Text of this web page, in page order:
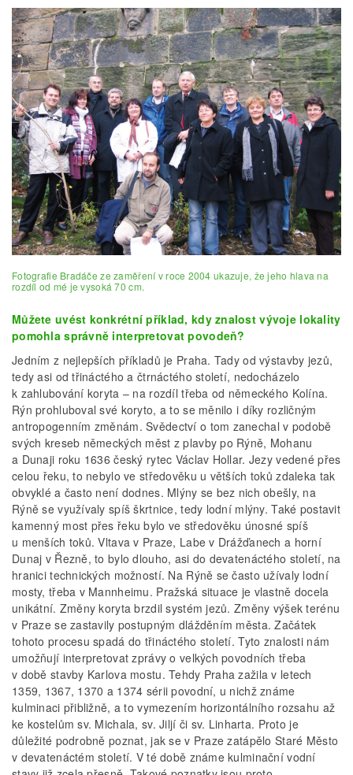
Fotografie Bradáče ze zaměření v roce 2004 ukazuje, že jeho hlava na
rozdíl od mé je vysoká 70 cm.
Můžete uvést konkrétní příklad, kdy znalost vývoje lokality
pomohla správně interpretovat povodeň?
Jedním z nejlepších příkladů je Praha. Tady od výstavby jezů,
tedy asi od třináctého a čtrnáctého století, nedocházelo
k zahlubování koryta – na rozdíl třeba od německého Kolína.
Rýn prohluboval své koryto, a to se měnilo i díky rozličným
antropogenním změnám. Svědectví o tom zanechal v podobě
svých kreseb německých měst z plavby po Rýně, Mohanu
a Dunaji roku 1636 český rytec Václav Hollar. Jezy vedené přes
celou řeku, to nebylo ve středověku u větších toků zdaleka tak
obvyklé a často není dodnes. Mlýny se bez nich obešly, na
Rýně se využívaly spíš škrtnice, tedy lodní mlýny. Také postavit
kamenný most přes řeku bylo ve středověku únosné spíš
u menších toků. Vltava v Praze, Labe v Drážďanech a horní
Dunaj v Řezně, to bylo dlouho, asi do devatenáctého století, na
hranici technických možností. Na Rýně se často užívaly lodní
mosty, třeba v Mannheimu. Pražská situace je vlastně docela
unikátní. Změny koryta brzdil systém jezů. Změny výšek terénu
v Praze se zastavily postupným dlážděním města. Začátek
tohoto procesu spadá do třináctého století. Tyto znalosti nám
umožňují interpretovat zprávy o velkých povodních třeba
v době stavby Karlova mostu. Tehdy Praha zažila v letech
1359, 1367, 1370 a 1374 sérii povodní, u nichž známe
kulminaci přibližně, a to vymezením horizontálního rozsahu až
ke kostelům sv. Michala, sv. Jiljí či sv. Linharta. Proto je
důležité podrobně poznat, jak se v Praze zatápělo Staré Město
v devatenáctém století. V té době známe kulminační vodní